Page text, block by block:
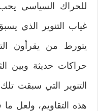
للحراك السياسي
غياب التنوير الذي
يتورط من يقرأون
حراكات حديثة وبين
التنوير التي سبقت
هذه التقاويم، ولعل